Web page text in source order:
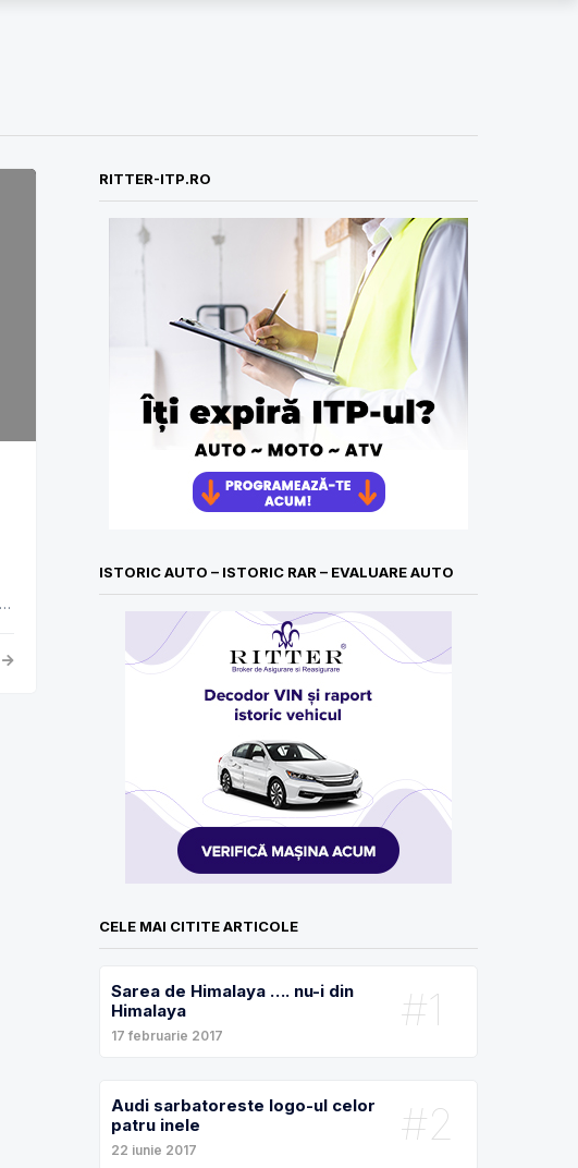
RITTER-ITP.RO
ISTORIC AUTO – ISTORIC RAR – EVALUARE AUTO
CELE MAI CITITE ARTICOLE
#1
Sarea de Himalaya …. nu-i din
Himalaya
17 februarie 2017
#2
Audi sarbatoreste logo-ul celor
patru inele
22 iunie 2017